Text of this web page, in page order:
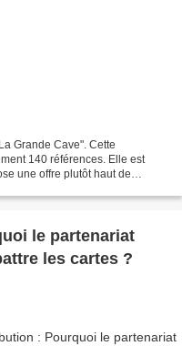
Grande Cave". Cette
140 références. Elle est
une offre plutôt haut de
le partenariat
les cartes ?